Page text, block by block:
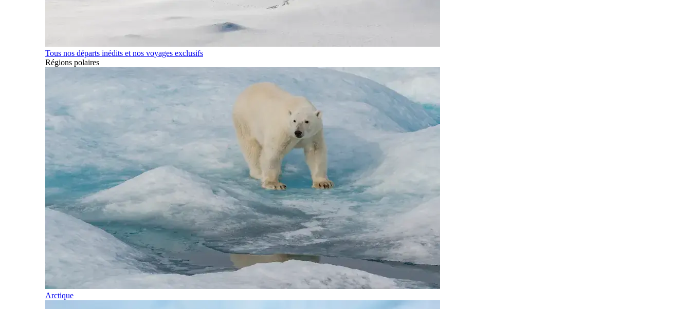
Tous nos départs inédits et nos voyages exclusifs
Régions polaires
Arctique